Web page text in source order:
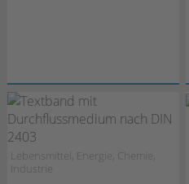
Lebensmittel, Energie, Chemie,
Industrie